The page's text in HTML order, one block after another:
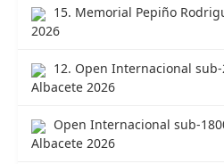
15. Memorial Pepiño
2026
12. Open Internacional
Albacete 2026
Open Internacional sub-
Albacete 2026